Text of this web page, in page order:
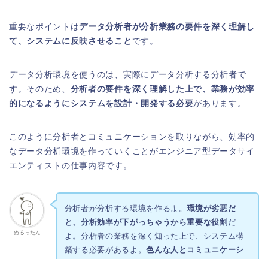
重要なポイントはデータ分析者が分析業務の要件を深く理解し
て、システムに反映させること です。
データ分析環境を使うのは、実際にデータ分析する分析者で
す。そのため、 分析者の要件を深く理解した上で、業務が効率
的になるようにシステムを設計・開発する必要があります。
このように分析者とコミュニケーションを取りながら、効率的
なデータ分析環境を作っていくことがエンジニア型データサイ
エンティストの仕事内容です。
ぬるったん
分析者が分析する環境を作るよ。 環境が劣悪だ
と、分析効率が下がっちゃうから重要な役割 だ
よ。分析者の業務を深く知った上で、システム構
築する必要があるよ。色んな人とコミュニケーシ